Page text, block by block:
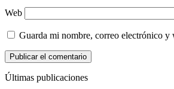
Web
Guarda mi nombre, correo electrónico y
Últimas publicaciones